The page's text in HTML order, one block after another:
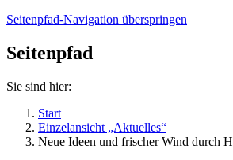
Seitenpfad-Navigation überspringen
Seitenpfad
Sie sind hier:
Start
Einzelansicht „Aktuelles“
Neue Ideen und frischer Wind durch